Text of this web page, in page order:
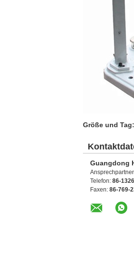
Größe und Tag:
Guangdong
Telefon: 86-
Faxen: 86-769-